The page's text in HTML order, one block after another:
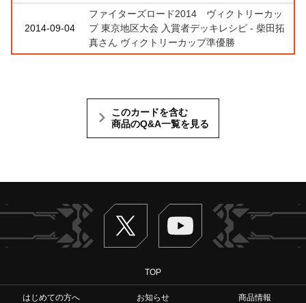
2014-09-04
ファイターズロード2014 ヴィクトリーカッ
プ 東京地区大会 入賞者デッキレシピ - 柴田拓
真さん ヴィクトリーカップ準優勝
このカードを含む
商品のQ&A一覧を見る
Twitter ヴァンガードch
TOP
はじめての方へ お知らせ
商品情報